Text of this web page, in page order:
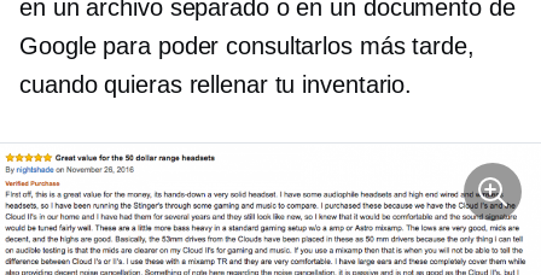
en un archivo separado o en un documento de
Google para poder consultarlos más tarde,
cuando quieras rellenar tu inventario.